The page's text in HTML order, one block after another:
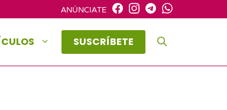
ANÚNCIATE
SUSCRÍBETE